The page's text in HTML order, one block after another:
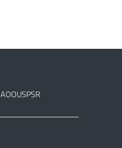
AOOUSPSR